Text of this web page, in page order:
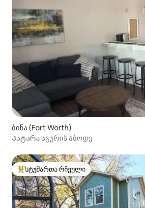
ბინა (Fort Worth)
Პატარა აგურის აბოდე
სტუმართა რჩეული მოწინავე ვარიანტი
სტუმართა რჩეული